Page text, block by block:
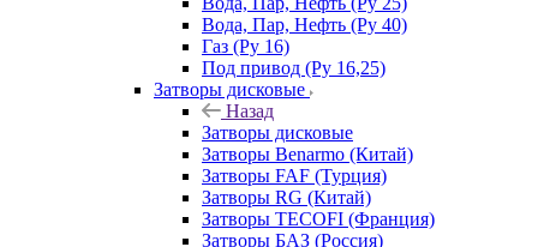
Вода, Пар, Нефть (Ру 40)
Газ (Ру 16)
Под привод (Ру 16,25)
Затворы дисковые
Назад
Затворы дисковые
Затворы Benarmo (Китай)
Затворы FAF (Турция)
Затворы RG (Китай)
Затворы TECOFI (Франция)
Затворы БАЗ (Россия)